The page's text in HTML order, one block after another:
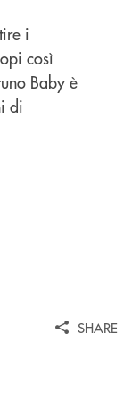
i
così
Baby è
di
SHARE